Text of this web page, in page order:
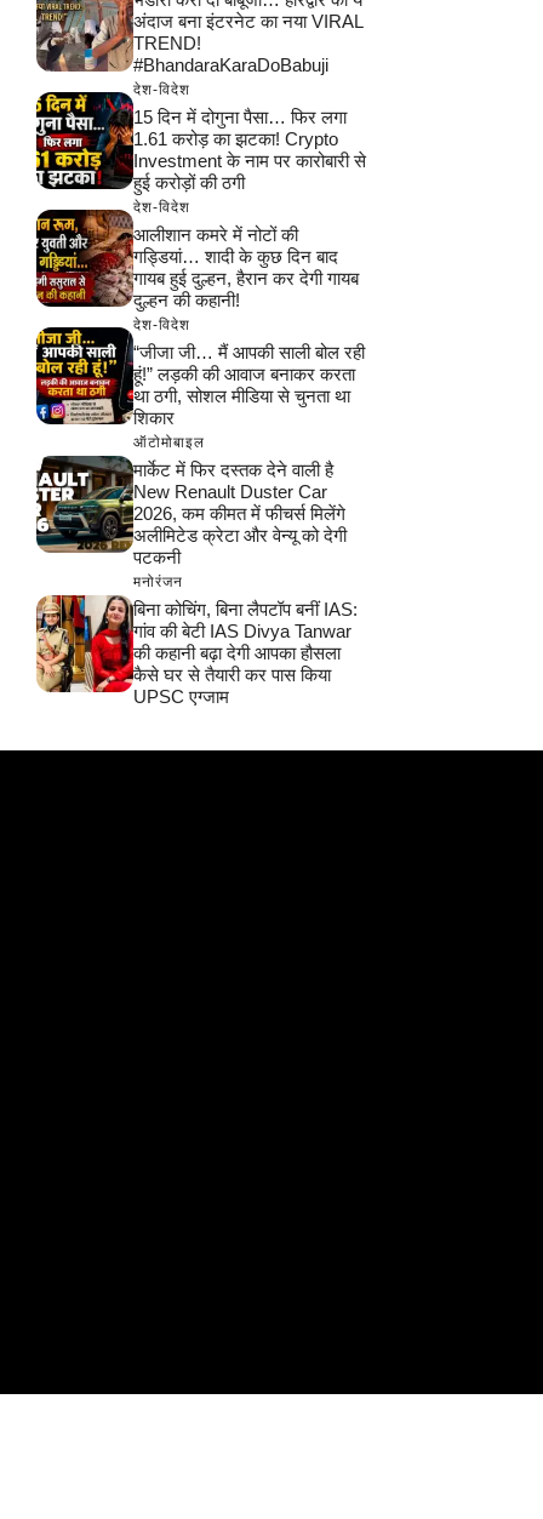
अंदाज बना इंटरनेट का नया VIRAL
TREND!
#BhandaraKaraDoBabuji
देश-विदेश
15 दिन में दोगुना पैसा… फिर लगा
1.61 करोड़ का झटका! Crypto
Investment के नाम पर कारोबारी से
हुई करोड़ों की ठगी
देश-विदेश
आलीशान कमरे में नोटों की
गड्डियां… शादी के कुछ दिन बाद
गायब हुई दुल्हन, हैरान कर देगी गायब
दुल्हन की कहानी!
देश-विदेश
“जीजा जी… मैं आपकी साली बोल रही
हूं!” लड़की की आवाज बनाकर करता
था ठगी, सोशल मीडिया से चुनता था
शिकार
ऑटोमोबाइल
मार्केट में फिर दस्तक देने वाली है
New Renault Duster Car
2026, कम कीमत में फीचर्स मिलेंगे
अलीमिटेड क्रेटा और वेन्यू को देगी
पटकनी
मनोरंजन
बिना कोचिंग, बिना लैपटॉप बनीं IAS:
गांव की बेटी IAS Divya Tanwar
की कहानी बढ़ा देगी आपका हौसला
कैसे घर से तैयारी कर पास किया
UPSC एग्जाम